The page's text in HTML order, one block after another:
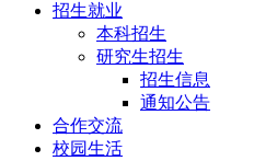
招生就业
本科招生
研究生招生
招生信息
通知公告
合作交流
校园生活